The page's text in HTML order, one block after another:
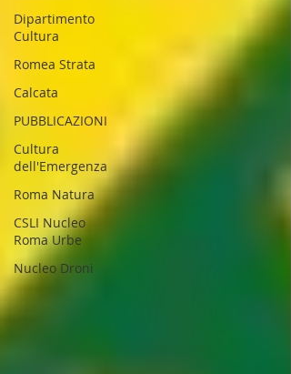
Dipartimento
Cultura
Romea Strata
Calcata
PUBBLICAZIONI
Cultura
dell'Emergenza
Roma Natura
CSLI Nucleo
Roma Urbe
Nucleo Droni